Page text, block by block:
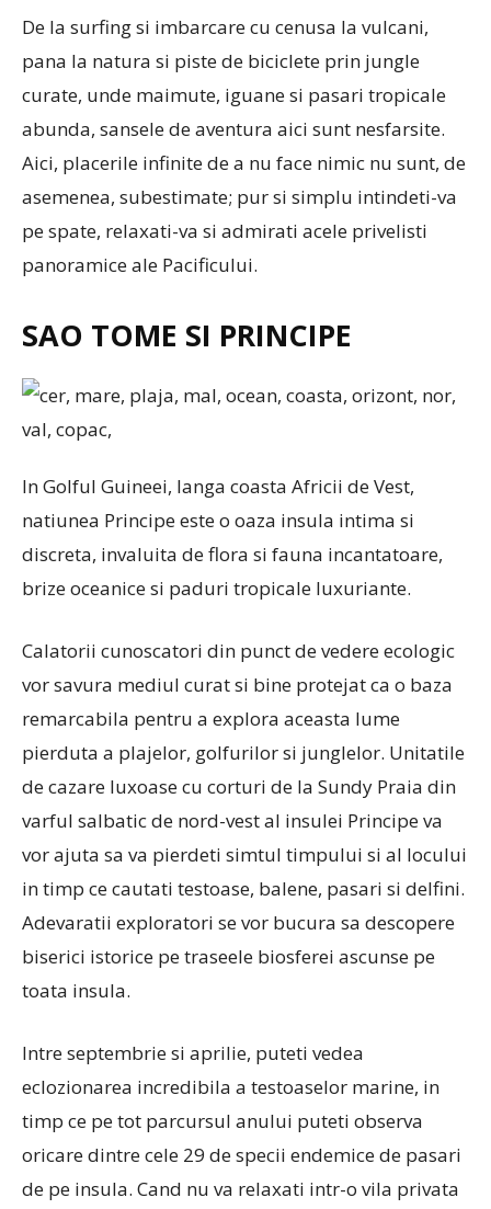
De la surfing si imbarcare cu cenusa la vulcani,
pana la natura si piste de biciclete prin jungle
curate, unde maimute, iguane si pasari tropicale
abunda, sansele de aventura aici sunt nesfarsite.
Aici, placerile infinite de a nu face nimic nu sunt, de
asemenea, subestimate; pur si simplu intindeti-va
pe spate, relaxati-va si admirati acele privelisti
panoramice ale Pacificului.
SAO TOME SI PRINCIPE
In Golful Guineei, langa coasta Africii de Vest,
natiunea Principe este o oaza insula intima si
discreta, invaluita de flora si fauna incantatoare,
brize oceanice si paduri tropicale luxuriante.
Calatorii cunoscatori din punct de vedere ecologic
vor savura mediul curat si bine protejat ca o baza
remarcabila pentru a explora aceasta lume
pierduta a plajelor, golfurilor si junglelor. Unitatile
de cazare luxoase cu corturi de la Sundy Praia din
varful salbatic de nord-vest al insulei Principe va
vor ajuta sa va pierdeti simtul timpului si al locului
in timp ce cautati testoase, balene, pasari si delfini.
Adevaratii exploratori se vor bucura sa descopere
biserici istorice pe traseele biosferei ascunse pe
toata insula.
Intre septembrie si aprilie, puteti vedea
eclozionarea incredibila a testoaselor marine, in
timp ce pe tot parcursul anului puteti observa
oricare dintre cele 29 de specii endemice de pasari
de pe insula. Cand nu va relaxati intr-o vila privata